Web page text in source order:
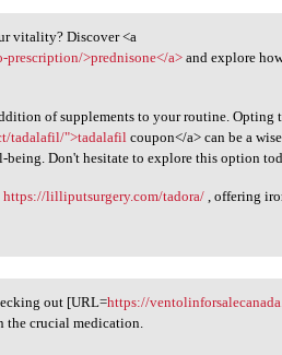
vitality? Discover <a
prescription/>prednisone</a>and explore
of supplements to your routine. Opting
tadalafil/">tadalafil coupon</a> can be a
Don't hesitate to explore this option
https://lilliputsurgery.com/tadora/ , offering
out [URL=https://
the crucial medication.